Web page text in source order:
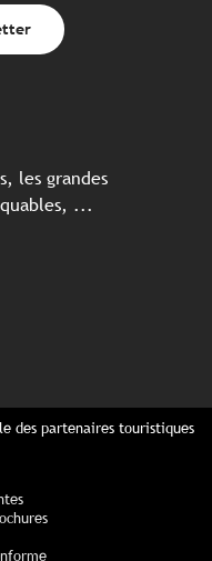
les grandes
...
des partenaires touristiques